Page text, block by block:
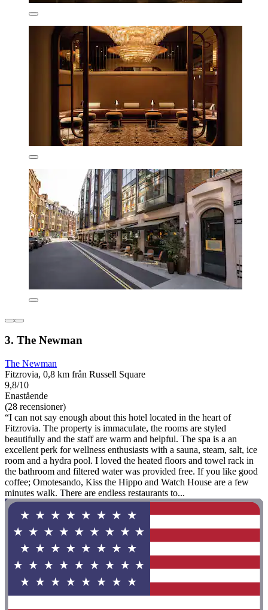
3. The Newman
The Newman
Fitzrovia, 0,8 km från Russell Square
9,8/10
Enastående
(28 recensioner)
“I can not say enough about this hotel located in the heart of
Fitzrovia. The property is immaculate, the rooms are styled
beautifully and the staff are warm and helpful. The spa is a an
excellent perk for wellness enthusiasts with a sauna, steam, salt, ice
room and a hydra pool. I loved the heated floors and towel rack in
the bathroom and filtered water was provided free. If you like good
coffee; Omotesando, Kiss the Hippo and Watch House are a few
minutes walk. There are endless restaurants to...